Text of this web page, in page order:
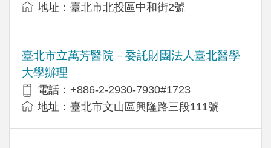
地址：臺北市北投區中和街2號
臺北市立萬芳醫院－委託財團法人臺北醫學
大學辦理
電話：+886-2-2930-7930#1723
地址：臺北市文山區興隆路三段111號